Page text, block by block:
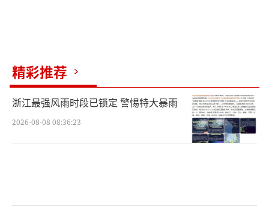
当确认100余万元涉案资金
精彩推荐
浙江最强风雨时段已锁定 警惕特大暴雨
2026-08-08 08:36:23